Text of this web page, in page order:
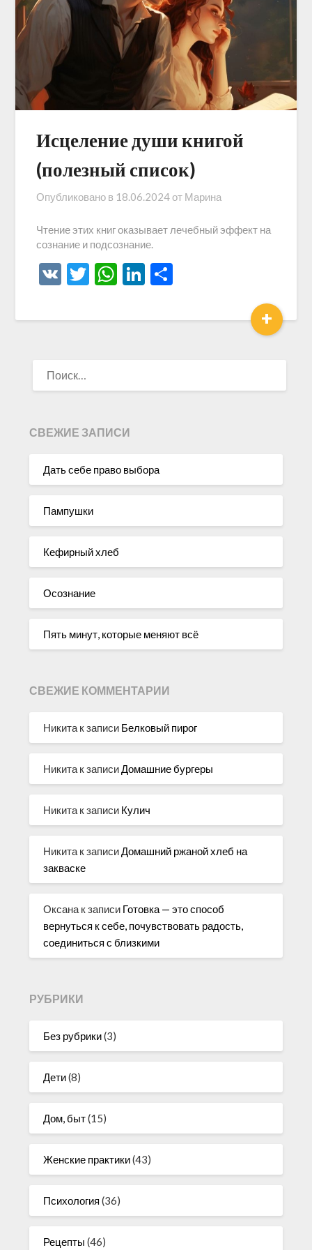
Исцеление души книгой
(полезный список)
Опубликовано в 18.06.2024от Марина
Чтение этих книг оказывает лечебный эффект на
сознание и подсознание.
VK Twitter
WhatsApp
LinkedIn
+
СВЕЖИЕ ЗАПИСИ
Дать себе право выбора
Пампушки
Кефирный хлеб
Осознание
Пять минут, которые меняют всё
СВЕЖИЕ КОММЕНТАРИИ
Никита к записи Белковый пирог
Никита к записиДомашние бургеры
Никита к записи Кулич
Никита к записиДомашний ржаной хлеб на
закваске
Оксана к записи Готовка — это способ
вернуться к себе, почувствовать радость,
соединиться с близкими
РУБРИКИ
Без рубрики(3)
Дети(8)
Дом, быт(15)
Женские практики(43)
Психология (36)
Рецепты (46)